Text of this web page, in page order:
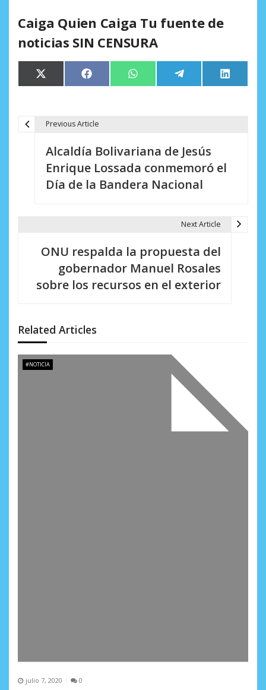
Caiga Quien Caiga Tu fuente de
noticias SIN CENSURA
Compartir
en
X
(Twitter)
Compartir
en
Facebook Compartir
en
WhatsApp Compartir
en
Telegram
en
LinkedIn
n
d
e
Previous Article
Alcaldía Bolivariana de Jesús
Enrique Lossada conmemoró el
Día de la Bandera Nacional
Next Article
ONU respalda la propuesta del
gobernador Manuel Rosales
sobre los recursos en el exterior
Related Articles
#NOTICIA
julio 7, 2020 0